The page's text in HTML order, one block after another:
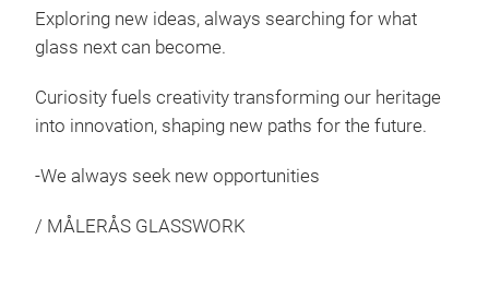
Exploring new ideas, always searching for what
glass next can become.
Curiosity fuels creativity transforming our heritage
into innovation, shaping new paths for the future.
-We always seek new opportunities
/ MÅLERÅS GLASSWORK